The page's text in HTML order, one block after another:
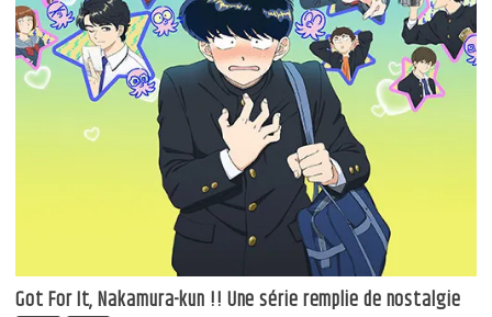
Got For It, Nakamura-kun !! Une série remplie de nostalgie